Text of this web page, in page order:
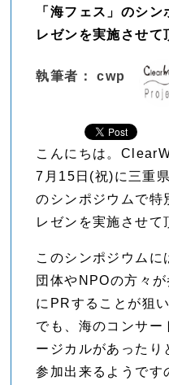
「海フェス」のシ
レゼンを実施させて
執筆者： cwp
こんにちは。
7月15日(祝)に三重
のシンポジウムで
レゼンを実施させて
このシンポジウムに
団体やNPOの方々
にPRすることが狙い
でも、海のコンサー
ージカルがあったり
参加出来るようです